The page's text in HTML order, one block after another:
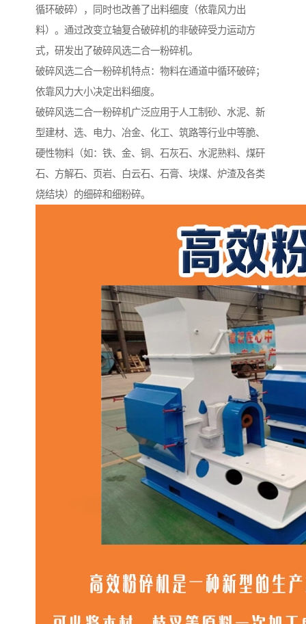
循环破碎），同时也改善了出料细度（依靠风力出
料）。通过改变立轴复合破碎机的非破碎受力运动方
式，研发出了破碎风选二合一粉碎机。
破碎风选二合一粉碎机特点：物料在通道中循环破碎；
依靠风力大小决定出料细度。
破碎风选二合一粉碎机广泛应用于人工制砂、水泥、新
型建材、选、电力、冶金、化工、筑路等行业中等脆、
硬性物料（如：铁、金、铜、石灰石、水泥熟料、煤矸
石、方解石、页岩、白云石、石膏、块煤、炉渣及各类
烧结块）的细碎和细粉碎。